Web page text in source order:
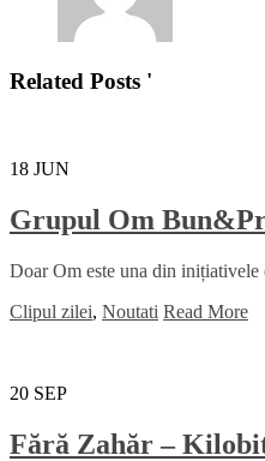
Related Posts '
18 JUN
Grupul Om
Doar Om este una din inițiativele
Clipul zilei, Noutati Read More
20 SEP
Fără Zahăr –